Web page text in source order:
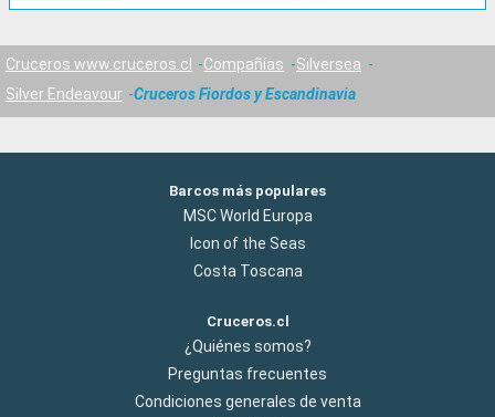
Cruceros www.cruceros.cl Compañías
Silversea
Silver Endeavour
Cruceros Fiordos y Escandinavia
Barcos más populares
MSC World Europa
Icon of the Seas
Costa Toscana
Cruceros.cl
¿Quiénes somos?
Preguntas frecuentes
Condiciones generales de venta